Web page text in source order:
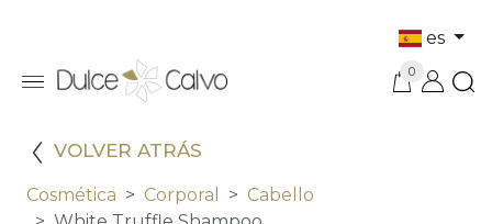
es
0
VOLVER ATRÁS
Cosmética Corporal
Cabello